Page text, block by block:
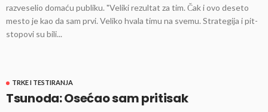
razveselio domaću publiku. "Veliki rezultat za tim. Čak i ovo deseto
mesto je kao da sam prvi. Veliko hvala timu na svemu. Strategija i pit-
stopovi su bili...
TRKE I TESTIRANJA
Tsunoda: Osećao sam pritisak